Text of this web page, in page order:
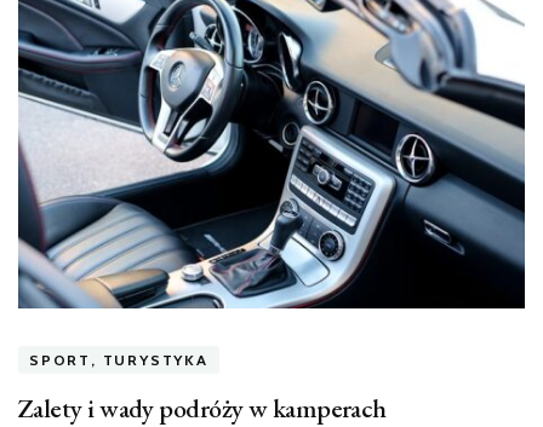
SPORT, TURYSTYKA
Zalety i wady podróży w kamperach